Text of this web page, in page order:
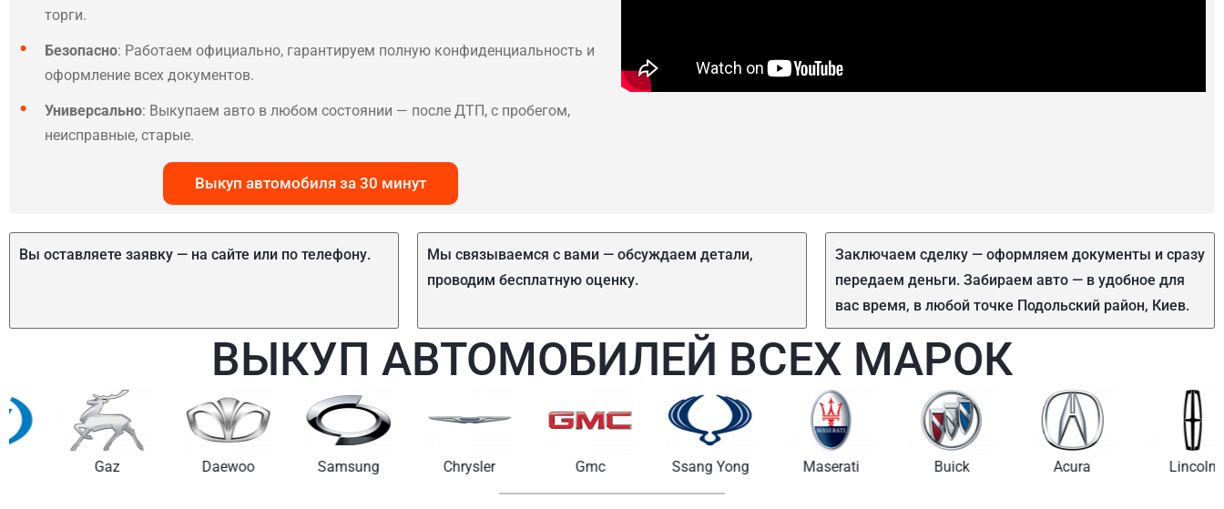
торги.
Безопасно: Работаем официально, гарантируем полную конфиденциальность и
оформление всех документов.
Универсально: Выкупаем авто в любом состоянии — после ДТП, с пробегом,
неисправные, старые.
Выкуп автомобиля за 30 минут
Вы оставляете заявку — на сайте или по телефону.
Мы связываемся с вами — обсуждаем детали,
проводим бесплатную оценку.
Заключаем сделку — оформляем документы и сразу
передаем деньги. Забираем авто — в удобное для
вас время, в любой точке Подольский район, Киев.
ВЫКУП АВТОМОБИЛЕЙ ВСЕХ МАРОК
Daewoo Samsung Chrysler Ssang Yong Maserati Lincoln